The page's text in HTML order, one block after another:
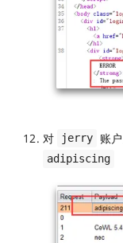
对 jerry 账
adipiscing